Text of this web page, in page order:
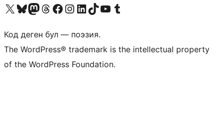
Visit our X (formerly Twitter) account
Visit our Bluesky account
Биздин Mastodon түрмөгүбүзгө баш багыңыз
Visit our Threads account
Биздин Facebook баракчабызга кириңиз
Биздин Instagram баракчабызга баш багыңыз
Биздин LinkedIn баракчабызга баш багыңыз
Visit our TikTok account
Visit our YouTube channel
Visit our Tumblr account
Код деген бул — поэзия.
The WordPress® trademark is the intellectual property
of the WordPress Foundation.